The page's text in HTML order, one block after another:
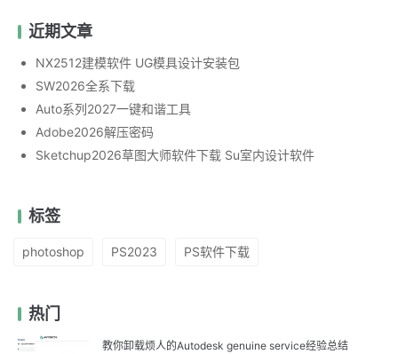
近期文章
NX2512建模软件 UG模具设计安装包
SW2026全系下载
Auto系列2027一键和谐工具
Adobe2026解压密码
Sketchup2026草图大师软件下载 Su室内设计软件
标签
photoshop PS2023 PS软件下载
热门
教你卸载烦人的Autodesk genuine service经验总结